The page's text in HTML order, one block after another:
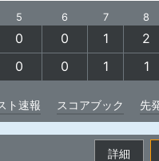
5 6 7 8
0 0 1 2
0 0 1 1
ト速報 スコアブック 先
詳細